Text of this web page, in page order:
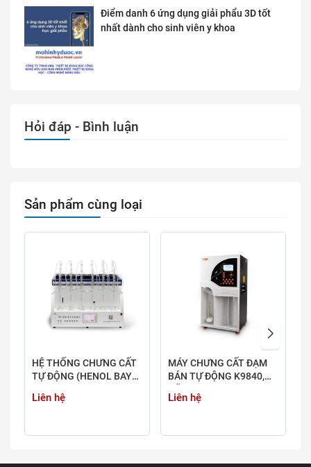
Điểm danh 6 ứng dụng giải phẩu 3D tốt
nhất dành cho sinh viên y khoa
Hỏi đáp - Bình luận
Sản phẩm cùng loại
HỆ THỐNG CHƯNG CẤT
TỰ ĐỘNG (HENOL BAY
XYANUA) YDL-6
Liên hệ
MÁY CHƯNG CẤT ĐẠM
BÁN TỰ ĐỘNG K9840,
Liên hệ